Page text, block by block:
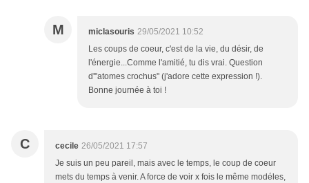
M miclasouris 29/05/2021 10:52
Les coups de coeur, c'est de la vie, du désir, de
l'énergie...Comme l'amitié, tu dis vrai. Question
d'"atomes crochus" (j'adore cette expression !).
Bonne journée à toi !
C cecile 26/05/2021 17:57
Je suis un peu pareil, mais avec le temps, le coup de coeur
mets du temps à venir. A force de voir x fois le même modéles,